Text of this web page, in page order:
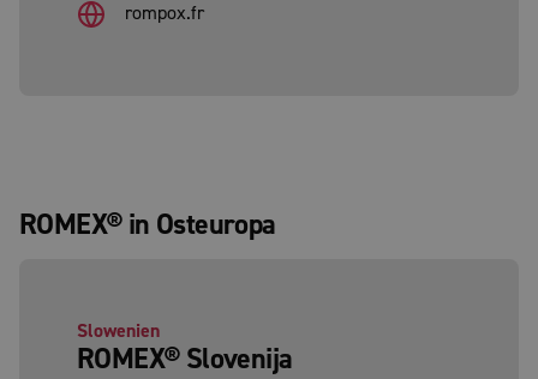
rompox.fr
ROMEX® in Osteuropa
Slowenien
ROMEX® Slovenija